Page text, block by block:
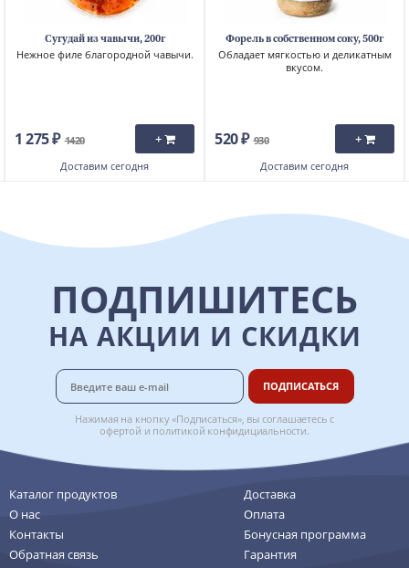
Сугудай из чавычи, 200г
Нежное филе благородной чавычи.
1 275 ₽ 1420 +
Доставим сегодня
Форель в собственном соку, 500г
Обладает мягкостью и деликатным
вкусом.
520 ₽ 930 +
Доставим сегодня
ПОДПИШИТЕСЬ
НА АКЦИИ И СКИДКИ
ПОДПИСАТЬСЯ
Нажимая на кнопку «Подписаться», вы соглашаетесь с
офертой и политикой конфидициальности.
Каталог продуктов
О нас
Контакты
Обратная связь
Доставка
Оплата
Бонусная программа
Гарантия